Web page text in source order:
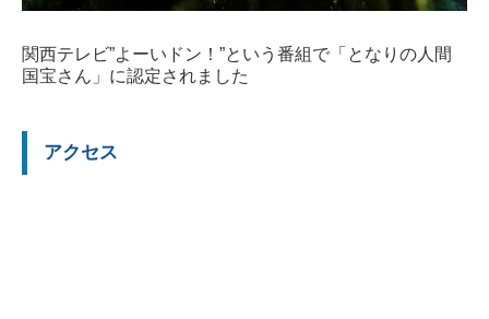
関西テレビ”よーいドン！”という番組で「となりの人間
国宝さん」に認定されました
アクセス